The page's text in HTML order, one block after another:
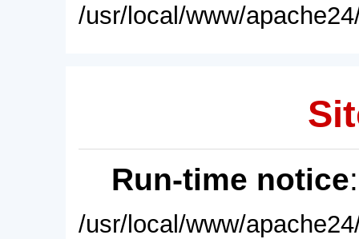
/usr/local/www/
Run-time notice
/usr/local/www/